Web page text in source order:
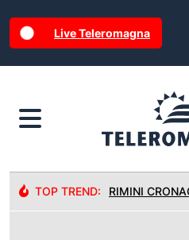
Live Teleromagna
TOP TREND: RIMINI